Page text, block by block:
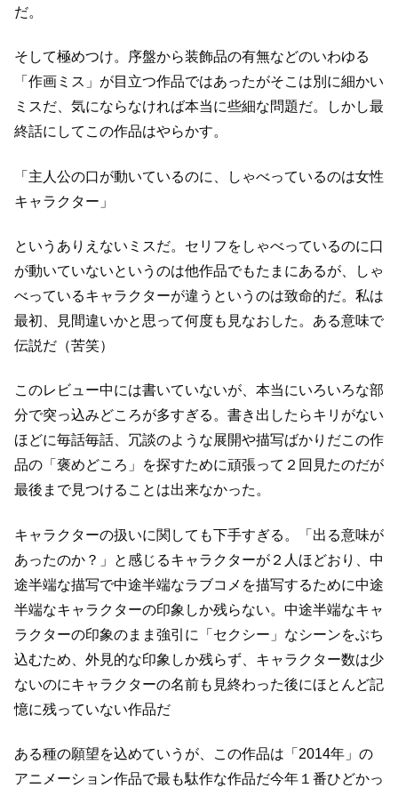
だ。
そして極めつけ。
序盤から装飾品の有無などのいわゆる
「作画ミス」が目立つ作品ではあったがそこは別に細かい
ミスだ、気にならなければ本当に些細な問題だ。
しかし最
終話にしてこの作品はやらかす。
「主人公の口が動いているのに、しゃべっているのは女性
キャラクター」
というありえないミスだ。 セリフをしゃべっているのに口
が動いていないというのは他作品でもたまにあるが、
しゃ
べっているキャラクターが違うというのは致命的だ。 私は
最初、見間違いかと思って何度も見なおした。 ある意味で
伝説だ（苦笑）
このレビュー中には書いていないが、本当にいろいろな部
分で突っ込みどころが多すぎる。 書き出したらキリがない
ほどに毎話毎話、冗談のような展開や描写ばかりだこの作
品の「褒めどころ」を探すために頑張って２回見たのだが
最後まで見つけることは出来なかった。
キャラクターの扱いに関しても下手すぎる。
「出る意味が
あったのか？」と感じるキャラクターが２人ほどおり、 中
途半端な描写で中途半端なラブコメを描写するために中途
半端なキャラクターの印象しか残らない。 中途半端なキャ
ラクターの印象のまま強引に「セクシー」なシーンをぶち
込むため、 外見的な印象しか残らず、キャラクター数は少
ないのにキャラクターの名前も 見終わった後にほとんど記
憶に残っていない作品だ
ある種の願望を込めていうが、この作品は 「2014年」の
アニメーション作品で最も駄作な作品だ今年１番ひどかっ